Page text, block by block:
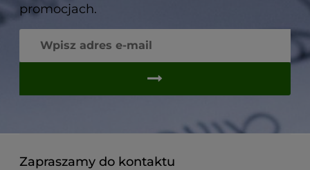
promocjach.
Zapraszamy do kontaktu